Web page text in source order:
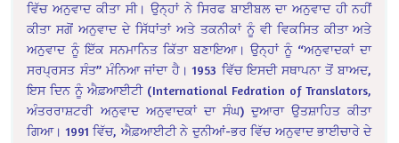
ਵਿੱਚ ਅਨੁਵਾਦ ਕੀਤਾ ਸੀ। ਉਨ੍ਹਾਂ ਨੇ ਸਿਰਫ ਬਾਈਬਲ ਦਾ ਅਨੁਵਾਦ ਹੀ ਨਹੀਂ
ਕੀਤਾ ਸਗੋਂ ਅਨੁਵਾਦ ਦੇ ਸਿੱਧਾਂਤਾਂ ਅਤੇ ਤਕਨੀਕਾਂ ਨੂੰ ਵੀ ਵਿਕਸਿਤ ਕੀਤਾ ਅਤੇ
ਅਨੁਵਾਦ ਨੂੰ ਇੱਕ ਸਨਮਾਨਿਤ ਕਿੱਤਾ ਬਣਾਇਆ। ਉਨ੍ਹਾਂ ਨੂੰ “ਅਨੁਵਾਦਕਾਂ ਦਾ
ਸਰਪ੍ਰਸਤ ਸੰਤ” ਮੰਨਿਆ ਜਾਂਦਾ ਹੈ। 1953 ਵਿੱਚ ਇਸਦੀ ਸਥਾਪਨਾ ਤੋਂ ਬਾਅਦ,
ਇਸ ਦਿਨ ਨੂੰ ਐਫ਼ਆਈਟੀ (International Fedration of Translators,
ਅੰਤਰਰਾਸ਼ਟਰੀ ਅਨੁਵਾਦ ਅਨੁਵਾਦਕਾਂ ਦਾ ਸੰਘ) ਦੁਆਰਾ ਉਤਸ਼ਾਹਿਤ ਕੀਤਾ
ਗਿਆ। 1991 ਵਿੱਚ, ਐਫ਼ਆਈਟੀ ਨੇ ਦੁਨੀਆਂ-ਭਰ ਵਿੱਚ ਅਨੁਵਾਦ ਭਾਈਚਾਰੇ ਦੇ